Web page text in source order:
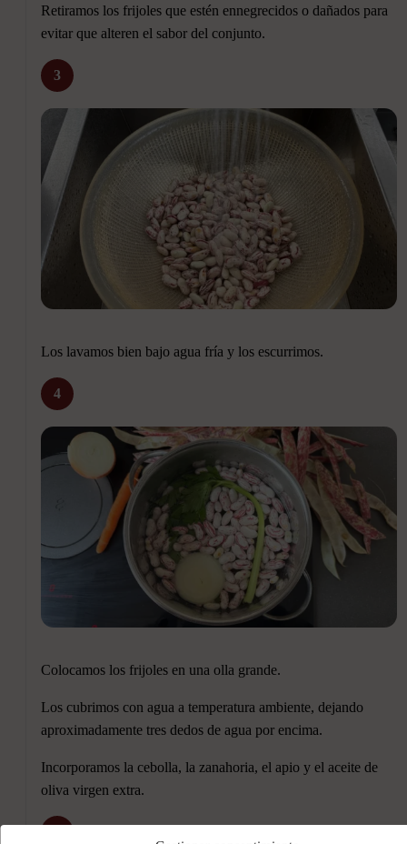
Retiramos los frijoles que estén ennegrecidos o dañados para
evitar que alteren el sabor del conjunto.
3
Los lavamos bien bajo agua fría y los escurrimos.
4
Colocamos los frijoles en una olla grande.
Los cubrimos con agua a temperatura ambiente, dejando
aproximadamente tres dedos de agua por encima.
Incorporamos la cebolla, la zanahoria, el apio y el aceite de
oliva virgen extra.